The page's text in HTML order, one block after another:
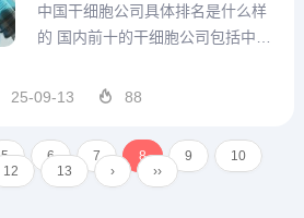
中国干细胞公司具体排名是什么样
的 国内前十的干细胞公司包括中源
氏联合、源创生命干细胞、中国干
及，但均在前十或具有显著地
位），以及赛莱拉、奥思达、泓信
25-09-13 88
5 6 7 8 9
10
12 13 › ››